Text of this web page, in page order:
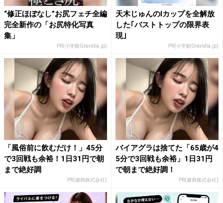
“修正ほぼなし”お尻フェチ全編
完全新作の「お尻特化写真
集」
PR(小学館Gravidia.jp)
天木じゅんのIカップを全解放
した｢バストトップの限界表
現｣
PR(小学館Gravidia.jp)
「風俗前に飲むだけ！」45分
で3回戦も余裕！1日31円で朝
まで絶好調
PR(健商株式会社)
バイアグラは捨てた「65歳が4
5分で3回戦も余裕」1日31円
で朝まで絶好調！
PR(健商株式会社)